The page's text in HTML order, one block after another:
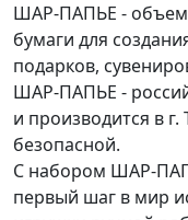
ШАР-ПАПЬЕ -
бумаги для
подарков,
ШАР-ПАПЬЕ -
и производится в г.
безопасной.
С набором ШАР-
первый шаг в мир